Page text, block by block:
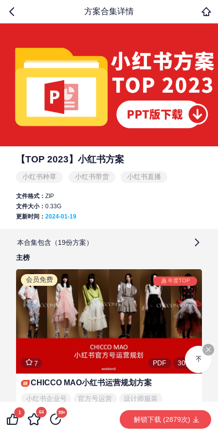
方案合集详情
【TOP 2023】小红书方案
小红书种草 小红书带货 小红书直播
文件格式：ZIP
文件大小：0.33G
更新时间：2024-01-19
本合集包含（19份方案）
主榜
主榜
会员免费 年度TOP
7 PDF 30页
CHICCO MAO小红书运营规划方案
小红书企业号 官方号运营 设计师服装
严友1777 LV.1
1 64 99+
解锁下载 (2879次)